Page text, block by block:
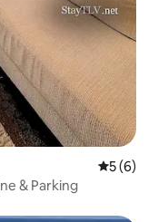
Note
5 (6)
& Parking